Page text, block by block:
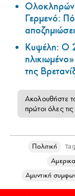
Γερμενό:
Κυψέλη: Ο
της
Ακολουθήστε
πρώτοι όλες τις
Πολιτική
Αμυντική